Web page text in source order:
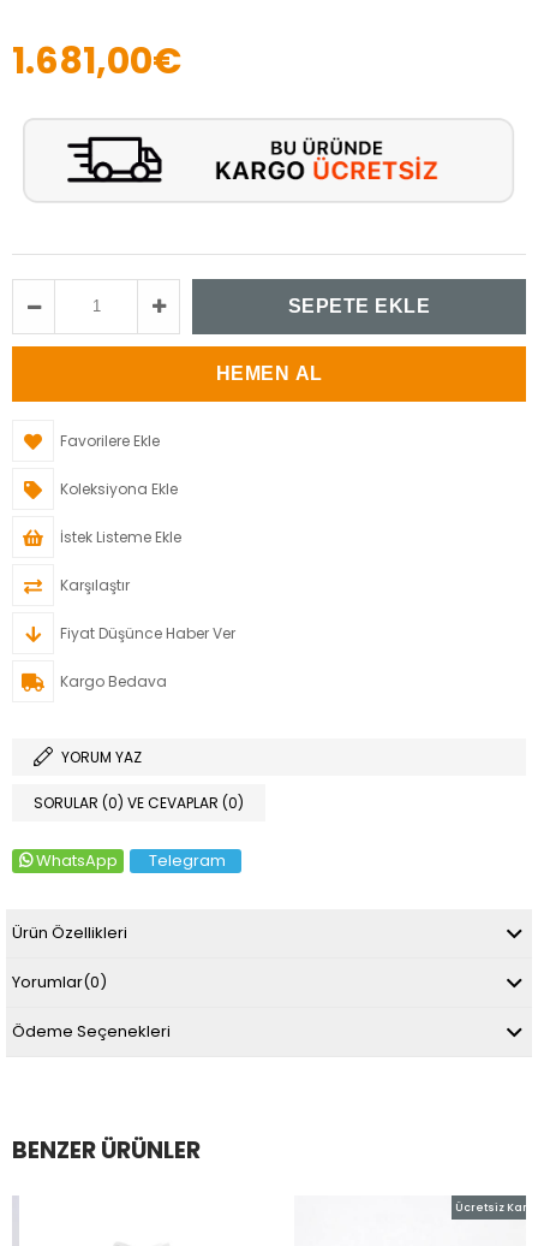
1.681,00€
Favorilere Ekle
Koleksiyona Ekle
İstek Listeme Ekle
Karşılaştır
Fiyat Düşünce Haber Ver
Kargo Bedava
YORUM YAZ
SORULAR (0) VE CEVAPLAR (0)
WhatsApp Telegram
Ürün Özellikleri
Yorumlar(0)
Ödeme Seçenekleri
BENZER ÜRÜNLER
Ücretsiz Kargo